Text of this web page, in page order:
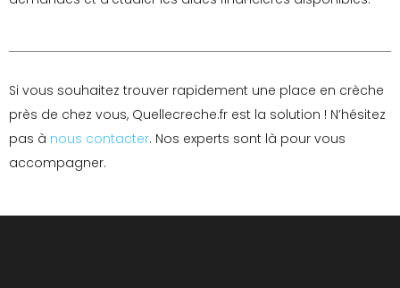
Si vous souhaitez trouver rapidement une place en crèche
près de chez vous, Quellecreche.fr est la solution ! N’hésitez
pas à nous contacter. Nos experts sont là pour vous
accompagner.